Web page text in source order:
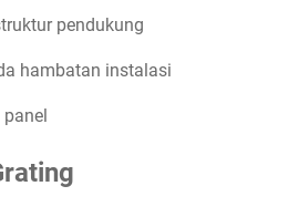
pendukung
hambatan instalasi